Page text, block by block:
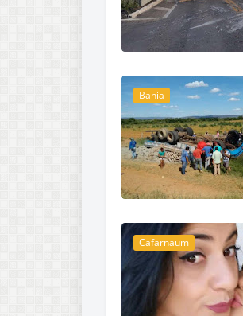
Bahia
Cafarnaum